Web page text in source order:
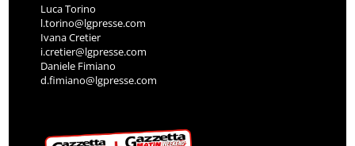
Luca Torino
l.torino@lgpresse.com
Ivana Cretier
i.cretier@lgpresse.com
Daniele Fimiano
d.fimiano@lgpresse.com